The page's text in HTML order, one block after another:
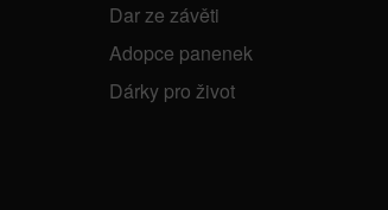
Dar ze závěti
Adopce panenek
Dárky pro život